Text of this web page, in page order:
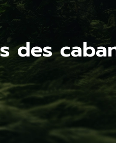
des